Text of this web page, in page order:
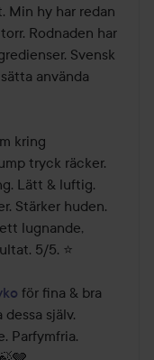
Min hy har redan
Rodnaden har
Svensk
använda
kring
tryck räcker.
Lätt & luftig.
Stärker huden.
lugnande,
5/5. ⭐️
för fina & bra
själv.
Parfymfria.